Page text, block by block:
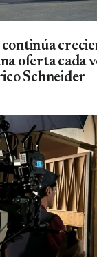
oferta cada
Schneider